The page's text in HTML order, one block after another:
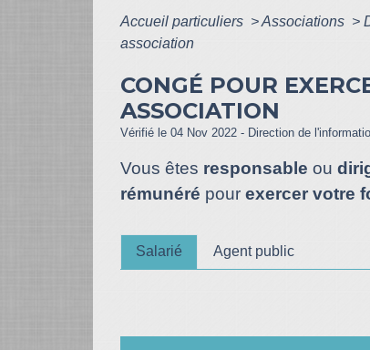
Accueil particuliers >Associations >
association
CONGÉ POUR
ASSOCIATION
Vérifié le 04 Nov 2022 - Direction de
Vous êtes responsable ou
rémunéré pour exercer votre
Salarié Agent public